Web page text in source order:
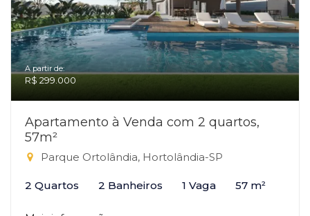
A partir de:
R$ 299.000
Apartamento à Venda com 2 quartos,
57m²
Parque Ortolândia, Hortolândia-SP
2 Quartos 2 Banheiros 1 Vaga 57 m²